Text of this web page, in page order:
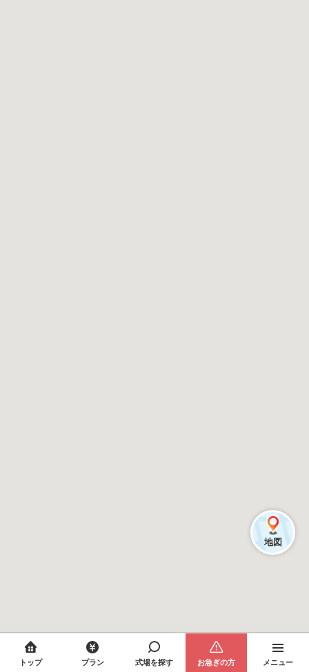
地図
トップ プラン 式場を探す お急ぎの方 メニュー